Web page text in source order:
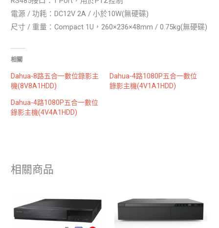
電源 / 功耗：DC12V 2A / 小於10W(無硬碟)
尺寸 / 重量：Compact 1U，260×236×48mm / 0.75kg(無硬碟)
相關
Dahua-8路五合一數位錄影主
機(8V8A1HDD)
Dahua-4路1080P五合一數位
錄影主機(4V1A1HDD)
Dahua-4路1080P五合一數位
錄影主機(4V4A1HDD)
相關商品